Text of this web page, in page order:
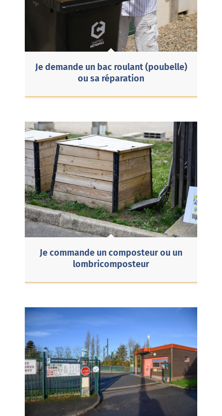
Je demande un bac roulant (poubelle)
ou sa réparation
Je commande un composteur ou un
lombricomposteur